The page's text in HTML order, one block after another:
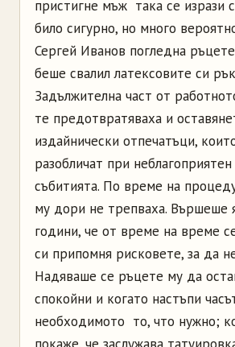
пристигне мъж ­ така се изрази
било сигурно, но много
Сергей Иванов погледна
беше свалил латексовите си
Задължителна част от
те предотвратяваха и
издайнически отпечатъци,
разобличат при
събитията. По време на
му дори не трепваха. Вършеше
години, че от време на време
си припомня рисковете, за да
Надяваше се ръцете му да
спокойни и когато настъпи
необходимото ­ то, что нужно;